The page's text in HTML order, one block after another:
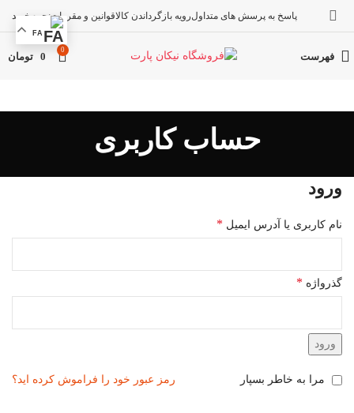
پاسخ به پرسش های متداولرویه بازگرداندن کالاقوانین و مقرراتنحوه خرید
فهرست
0
0 تومان
حساب کاربری
ورود
نام کاربری یا آدرس ایمیل *
گذرواژه *
ورود
رمز عبور خود را فراموش کرده اید؟ مرا به خاطر بسپار
FA